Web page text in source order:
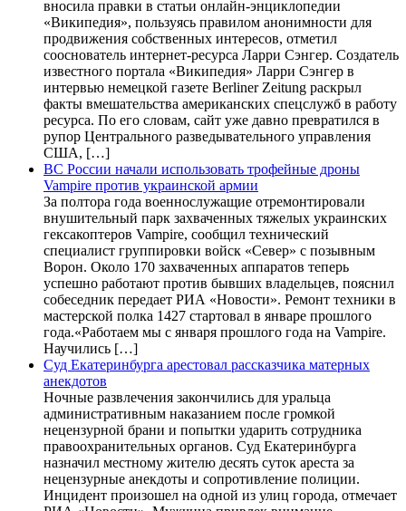
вносила правки в статьи онлайн-энциклопедии
«Википедия», пользуясь правилом анонимности для
продвижения собственных интересов, отметил
сооснователь интернет-ресурса Ларри Сэнгер. Создатель
известного портала «Википедия» Ларри Сэнгер в
интервью немецкой газете Berliner Zeitung раскрыл
факты вмешательства американских спецслужб в работу
ресурса. По его словам, сайт уже давно превратился в
рупор Центрального разведывательного управления
США, […]
ВС России начали использовать трофейные дроны
Vampire против украинской армии
За полтора года военнослужащие отремонтировали
внушительный парк захваченных тяжелых украинских
гексакоптеров Vampire, сообщил технический
специалист группировки войск «Север» с позывным
Ворон. Около 170 захваченных аппаратов теперь
успешно работают против бывших владельцев, пояснил
собеседник передает РИА «Новости». Ремонт техники в
мастерской полка 1427 стартовал в январе прошлого
года.«Работаем мы с января прошлого года на Vampire.
Научились […]
Суд Екатеринбурга арестовал рассказчика матерных
анекдотов
Ночные развлечения закончились для уральца
административным наказанием после громкой
нецензурной брани и попытки ударить сотрудника
правоохранительных органов. Суд Екатеринбурга
назначил местному жителю десять суток ареста за
нецензурные анекдоты и сопротивление полиции.
Инцидент произошел на одной из улиц города, отмечает